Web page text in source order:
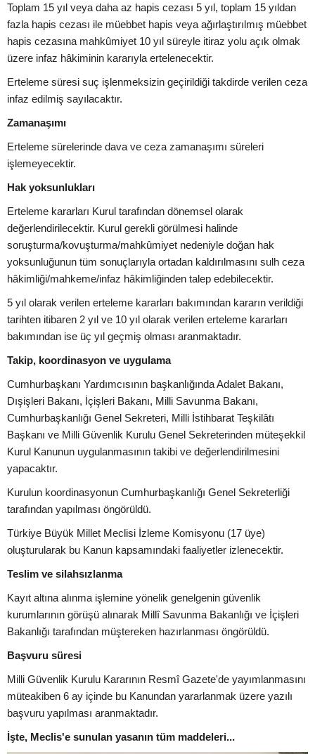
Toplam 15 yıl veya daha az hapis cezası 5 yıl, toplam 15 yıldan
fazla hapis cezası ile müebbet hapis veya ağırlaştırılmış müebbet
hapis cezasına mahkûmiyet 10 yıl süreyle itiraz yolu açık olmak
üzere infaz hâkiminin kararıyla ertelenecektir.
Erteleme süresi suç işlenmeksizin geçirildiği takdirde verilen ceza
infaz edilmiş sayılacaktır.
Zamanaşımı
Erteleme sürelerinde dava ve ceza zamanaşımı süreleri
işlemeyecektir.
Hak yoksunlukları
Erteleme kararları Kurul tarafından dönemsel olarak
değerlendirilecektir. Kurul gerekli görülmesi halinde
soruşturma/kovuşturma/mahkûmiyet nedeniyle doğan hak
yoksunluğunun tüm sonuçlarıyla ortadan kaldırılmasını sulh ceza
hâkimliği/mahkeme/infaz hâkimliğinden talep edebilecektir.
5 yıl olarak verilen erteleme kararları bakımından kararın verildiği
tarihten itibaren 2 yıl ve 10 yıl olarak verilen erteleme kararları
bakımından ise üç yıl geçmiş olması aranmaktadır.
Takip, koordinasyon ve uygulama
Cumhurbaşkanı Yardımcısının başkanlığında Adalet Bakanı,
Dışişleri Bakanı, İçişleri Bakanı, Milli Savunma Bakanı,
Cumhurbaşkanlığı Genel Sekreteri, Milli İstihbarat Teşkilâtı
Başkanı ve Milli Güvenlik Kurulu Genel Sekreterinden müteşekkil
Kurul Kanunun uygulanmasının takibi ve değerlendirilmesini
yapacaktır.
Kurulun koordinasyonun Cumhurbaşkanlığı Genel Sekreterliği
tarafından yapılması öngörüldü.
Türkiye Büyük Millet Meclisi İzleme Komisyonu (17 üye)
oluşturularak bu Kanun kapsamındaki faaliyetler izlenecektir.
Teslim ve silahsızlanma
Kayıt altına alınma işlemine yönelik genelgenin güvenlik
kurumlarının görüşü alınarak Millî Savunma Bakanlığı ve İçişleri
Bakanlığı tarafından müştereken hazırlanması öngörüldü.
Başvuru süresi
Milli Güvenlik Kurulu Kararının Resmî Gazete'de yayımlanmasını
müteakiben 6 ay içinde bu Kanundan yararlanmak üzere yazılı
başvuru yapılması aranmaktadır.
İşte, Meclis'e sunulan yasanın tüm maddeleri...